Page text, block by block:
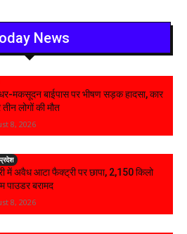
News
मकसूदन बाईपास पर भीषण सड़क हादसा, कार
तीन लोगों की मौत
8, 2026
में अवैध आटा फैक्ट्री पर छापा, 2,150 किलो
पाउडर बरामद
8, 2026